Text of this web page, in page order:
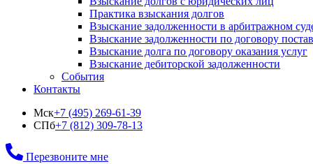
Практика взыскания долгов
Взыскание задолженности в арбитражном
Взыскание задолженности по договору
Взыскание долга по договору оказания услуг
Взыскание дебиторской задолженности
События
Контакты
Мск+7 (495) 269-61-39
СПб+7 (812) 309-78-13
Перезвоните мне